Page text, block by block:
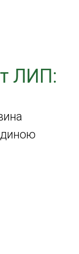
ЛИП: